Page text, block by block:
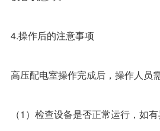
4.操作后的注意事项
高压配电室操作完成后，操作人员
（1）检查设备是否正常运行，如